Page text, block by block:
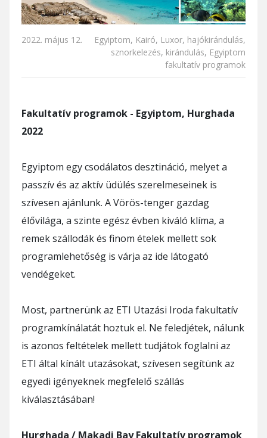
2022. május 12. Egyiptom, Kairó, Luxor, hajókirándulás,
sznorkelezés, kirándulás, Egyiptom
fakultatív programok
Fakultatív programok - Egyiptom, Hurghada
2022
Egyiptom egy csodálatos desztináció, melyet a
passzív és az aktív üdülés szerelmeseinek is
szívesen ajánlunk. A Vörös-tenger gazdag
élővilága, a szinte egész évben kiváló klíma, a
remek szállodák és finom ételek mellett sok
programlehetőség is várja az ide látogató
vendégeket.
Most, partnerünk az ETI Utazási Iroda fakultatív
programkínálatát hoztuk el. Ne feledjétek, nálunk
is azonos feltételek mellett tudjátok foglalni az
ETI által kínált utazásokat, szívesen segítünk az
egyedi igényeknek megfelelő szállás
kiválasztásában!
Hurghada / Makadi Bay Fakultatív programok